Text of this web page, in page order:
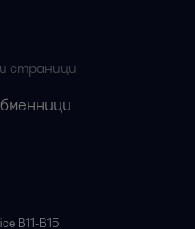
страници
B11-B15